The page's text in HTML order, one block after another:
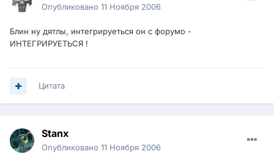
Опубликовано 11 Ноября 2006
Блин ну дятлы, интегрируеться он с форумо -
ИНТЕГРИРУЕТЬСЯ !
Цитата
Stanx
Опубликовано 11 Ноября 2006